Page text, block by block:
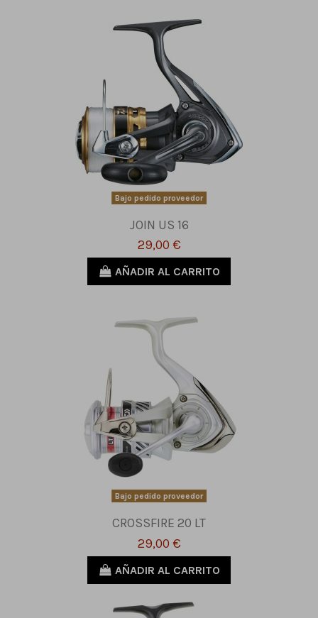
Bajo pedido proveedor
JOIN US 16
29,00 €
AÑADIR AL CARRITO
Bajo pedido proveedor
CROSSFIRE 20 LT
29,00 €
AÑADIR AL CARRITO